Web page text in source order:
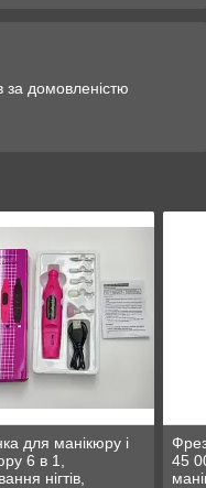
за домовленістю
для манікюру і
6 в 1,
нігтів,
45